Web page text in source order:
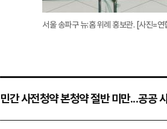
서울 송파구 뉴:홈 위례 홍보관. [사진=연
민간 사전청약 본청약 절반 미만...공공